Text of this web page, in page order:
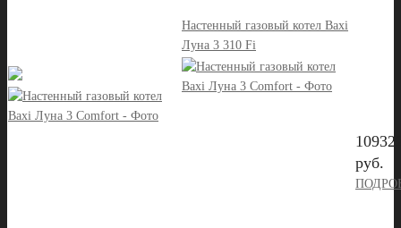
Настенный газовый котел Baxi
Луна 3 310 Fi
руб.